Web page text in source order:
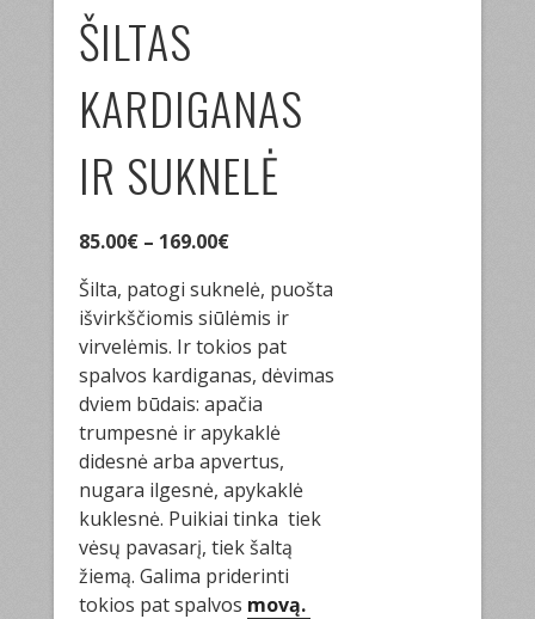
ŠILTAS
KARDIGANAS
IR SUKNELĖ
85.00€ – 169.00€
Šilta, patogi suknelė, puošta
išvirkščiomis siūlėmis ir
virvelėmis. Ir tokios pat
spalvos kardiganas, dėvimas
dviem būdais: apačia
trumpesnė ir apykaklė
didesnė arba apvertus,
nugara ilgesnė, apykaklė
kuklesnė. Puikiai tinka tiek
vėsų pavasarį, tiek šaltą
žiemą. Galima priderinti
tokios pat spalvos movą.